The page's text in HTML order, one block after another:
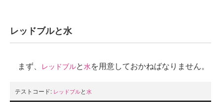
レッドブルと水
まず、 レッドブルと水を用意しておかねばなりません。
テストコード: レッドブルと 水